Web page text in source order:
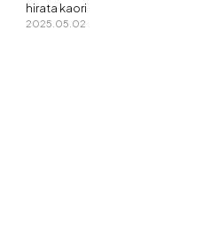
hirata kaori
2025.05.02